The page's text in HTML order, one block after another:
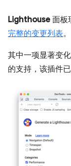
Lighthouse 面板
完整的变更列表。
其中一项显著变
的支持，该插件已